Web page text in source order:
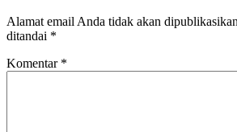
Alamat email Anda tidak akan
ditandai *
Komentar *